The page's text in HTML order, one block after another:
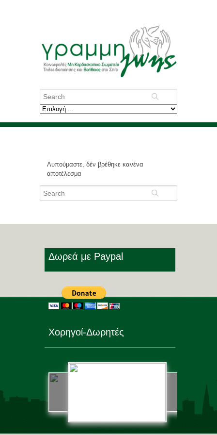
Λυπούμαστε, δέν βρέθηκε κανένα
αποτέλεσμα
Δωρεά με Paypal
Χορηγοί-Δωρητές